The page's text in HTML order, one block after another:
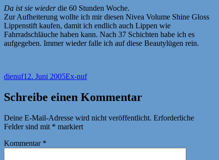
Da ist sie wiederdie 60 Stunden Woche.
Zur Aufheiterung wollte ich mir diesen Nivea Volume Shine Gloss
Lippenstift kaufen, damit ich endlich auch Lippen wie
Fahrradschläuche haben kann. Nach 37 Schichten habe ich es
aufgegeben. Immer wieder falle ich auf diese Beautylügen rein.
Autor
dienufVeröffentlicht
12. Juni 2005Kategorien
Ex-nuf
Schreibe einen Kommentar
Deine E-Mail-Adresse wird nicht veröffentlicht. Erforderliche
Felder sind mit * markiert
Kommentar *